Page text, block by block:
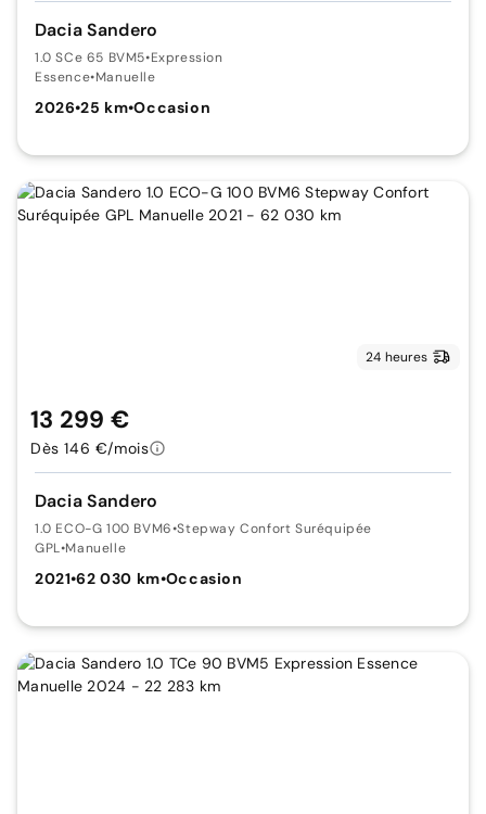
Dacia Sandero
1.0 SCe 65 BVM5•Expression
Essence•Manuelle
2026•25 km•Occasion
24 heures
Dacia Sandero
1.0 ECO-G 100 BVM6•Stepway Confort Suréquipée
GPL•Manuelle
2021•62 030 km•Occasion
13 299 €
Dès 146 €/mois